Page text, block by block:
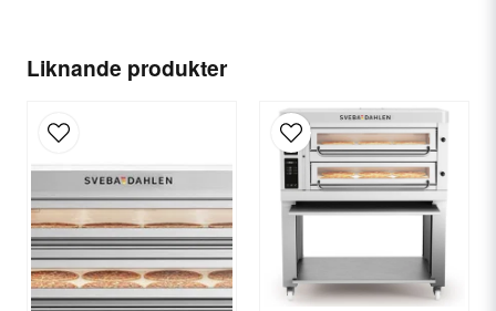
Liknande produkter
Ditt namn
email
E-postadress
Ja, ni får publicera min fråga